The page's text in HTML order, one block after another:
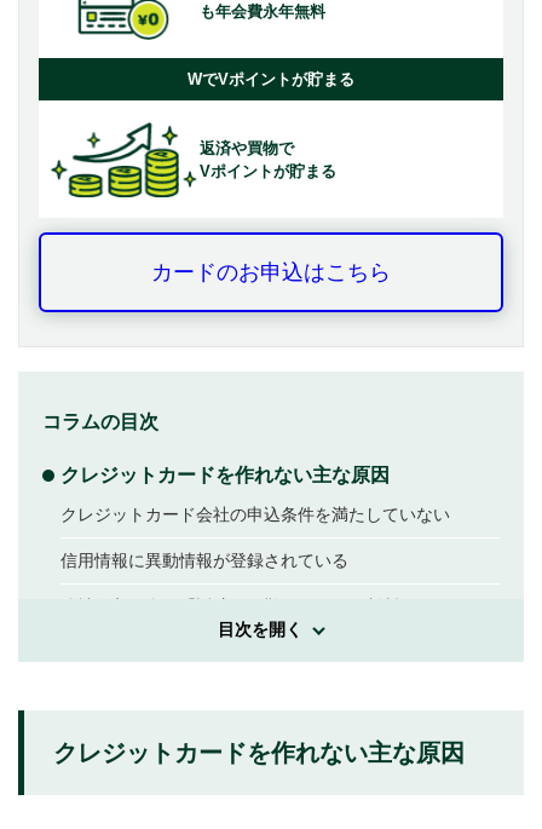
も年会費永年無料
WでVポイントが貯まる
返済や買物で
Vポイントが貯まる
カードのお申込はこちら
コラムの目次
クレジットカードを作れない主な原因
クレジットカード会社の申込条件を満たしていない
信用情報に異動情報が登録されている
短期間で複数のカード会社へ申込をしている
目次を開く
クレジットカードを作れない主な原因